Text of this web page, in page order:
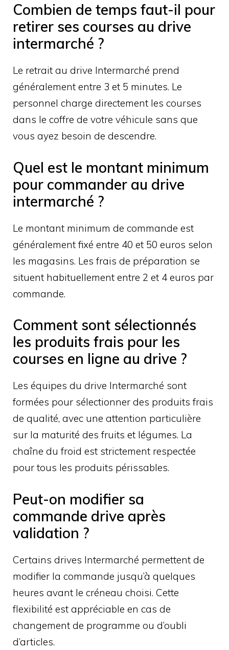
Combien de temps faut-il pour
retirer ses courses au drive
intermarché ?
Le retrait au drive Intermarché prend
généralement entre 3 et 5 minutes. Le
personnel charge directement les courses
dans le coffre de votre véhicule sans que
vous ayez besoin de descendre.
Quel est le montant minimum
pour commander au drive
intermarché ?
Le montant minimum de commande est
généralement fixé entre 40 et 50 euros selon
les magasins. Les frais de préparation se
situent habituellement entre 2 et 4 euros par
commande.
Comment sont sélectionnés
les produits frais pour les
courses en ligne au drive ?
Les équipes du drive Intermarché sont
formées pour sélectionner des produits frais
de qualité, avec une attention particulière
sur la maturité des fruits et légumes. La
chaîne du froid est strictement respectée
pour tous les produits périssables.
Peut-on modifier sa
commande drive après
validation ?
Certains drives Intermarché permettent de
modifier la commande jusqu’à quelques
heures avant le créneau choisi. Cette
flexibilité est appréciable en cas de
changement de programme ou d’oubli
d’articles.